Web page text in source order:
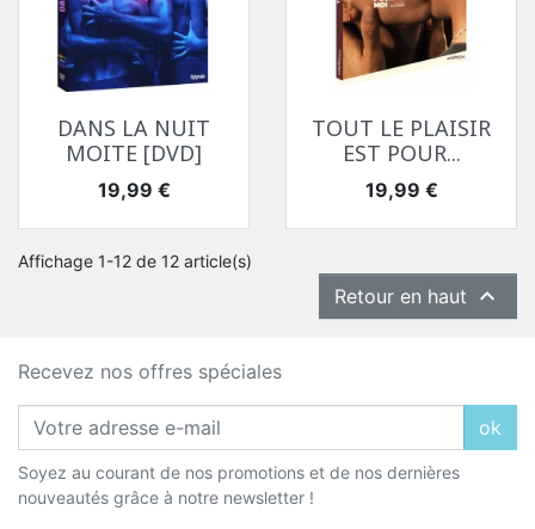
DANS LA NUIT
MOITE [DVD]
Prix
19,99 €
TOUT LE PLAISIR
EST POUR...
Prix
19,99 €
Affichage 1-12 de 12 article(s)
Retour en haut 
Recevez nos offres spéciales
ok
Soyez au courant de nos promotions et de nos dernières
nouveautés grâce à notre newsletter !